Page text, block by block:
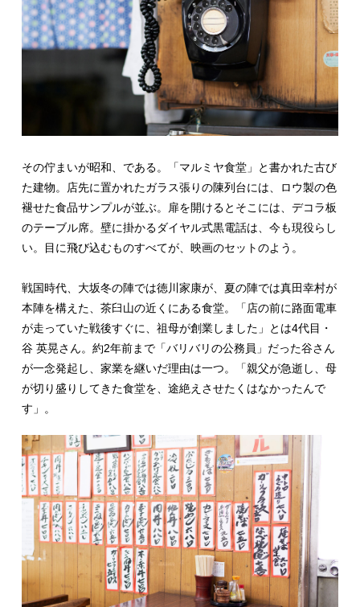
その佇まいが昭和、である。「マルミヤ食堂」と書かれた古び
た建物。店先に置かれたガラス張りの陳列台には、ロウ製の色
褪せた食品サンプルが並ぶ。扉を開けるとそこには、デコラ板
のテーブル席。壁に掛かるダイヤル式黒電話は、今も現役らし
い。目に飛び込むものすべてが、映画のセットのよう。
戦国時代、大坂冬の陣では徳川家康が、夏の陣では真田幸村が
本陣を構えた、茶臼山の近くにある食堂。「店の前に路面電車
が走っていた戦後すぐに、祖母が創業しました」とは4代目・
谷 英晃さん。約2年前まで「バリバリの公務員」だった谷さん
が一念発起し、家業を継いだ理由は一つ。「親父が急逝し、母
が切り盛りしてきた食堂を、途絶えさせたくはなかったんで
す」。